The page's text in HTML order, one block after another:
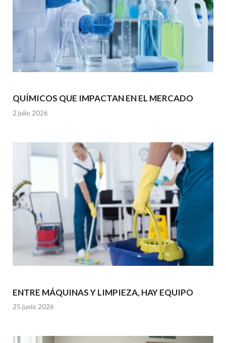
QUÍMICOS QUE IMPACTAN EN EL MERCADO
2 julio 2026
ENTRE MÁQUINAS Y LIMPIEZA, HAY EQUIPO
25 junio 2026